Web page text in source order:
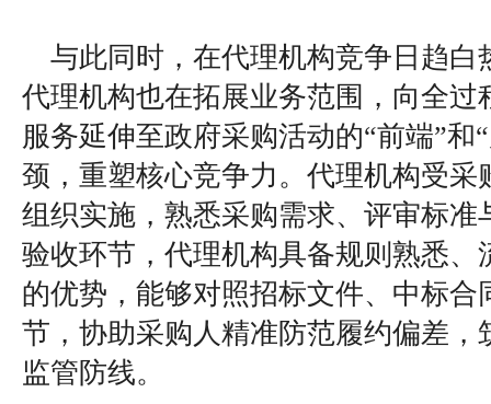
与此同时，在代理机构竞争日趋白
代理机构也在拓展业务范围，向全过
服务延伸至政府采购活动的“前端”和
颈，重塑核心竞争力。代理机构受采
组织实施，熟悉采购需求、评审标准
验收环节，代理机构具备规则熟悉、
的优势，能够对照招标文件、中标合
节，协助采购人精准防范履约偏差，
监管防线。